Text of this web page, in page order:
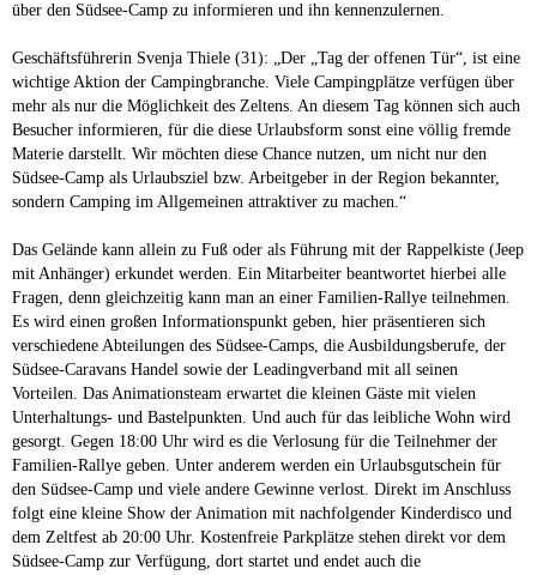
über den Südsee-Camp zu informieren und ihn kennenzulernen.
Geschäftsführerin Svenja Thiele (31): „Der „Tag der offenen Tür“, ist eine
wichtige Aktion der Campingbranche. Viele Campingplätze verfügen über
mehr als nur die Möglichkeit des Zeltens. An diesem Tag können sich auch
Besucher informieren, für die diese Urlaubsform sonst eine völlig fremde
Materie darstellt. Wir möchten diese Chance nutzen, um nicht nur den
Südsee-Camp als Urlaubsziel bzw. Arbeitgeber in der Region bekannter,
sondern Camping im Allgemeinen attraktiver zu machen.“
Das Gelände kann allein zu Fuß oder als Führung mit der Rappelkiste (Jeep
mit Anhänger) erkundet werden. Ein Mitarbeiter beantwortet hierbei alle
Fragen, denn gleichzeitig kann man an einer Familien-Rallye teilnehmen.
Es wird einen großen Informationspunkt geben, hier präsentieren sich
verschiedene Abteilungen des Südsee-Camps, die Ausbildungsberufe, der
Südsee-Caravans Handel sowie der Leadingverband mit all seinen
Vorteilen. Das Animationsteam erwartet die kleinen Gäste mit vielen
Unterhaltungs- und Bastelpunkten. Und auch für das leibliche Wohn wird
gesorgt. Gegen 18:00 Uhr wird es die Verlosung für die Teilnehmer der
Familien-Rallye geben. Unter anderem werden ein Urlaubsgutschein für
den Südsee-Camp und viele andere Gewinne verlost. Direkt im Anschluss
folgt eine kleine Show der Animation mit nachfolgender Kinderdisco und
dem Zeltfest ab 20:00 Uhr. Kostenfreie Parkplätze stehen direkt vor dem
Südsee-Camp zur Verfügung, dort startet und endet auch die